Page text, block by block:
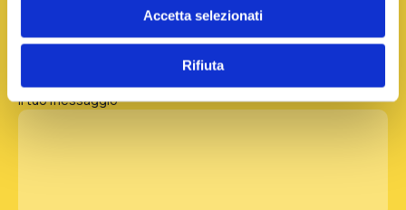
Accetta selezionati
Rifiuta
Il tuo messaggio *